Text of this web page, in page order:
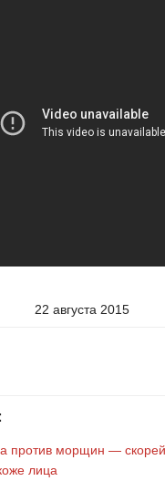
22 августа 2015
против морщин —
лица